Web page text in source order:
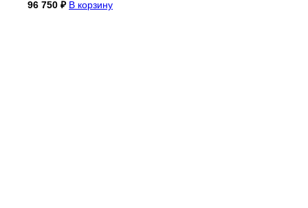
96 750 ₽ В корзину